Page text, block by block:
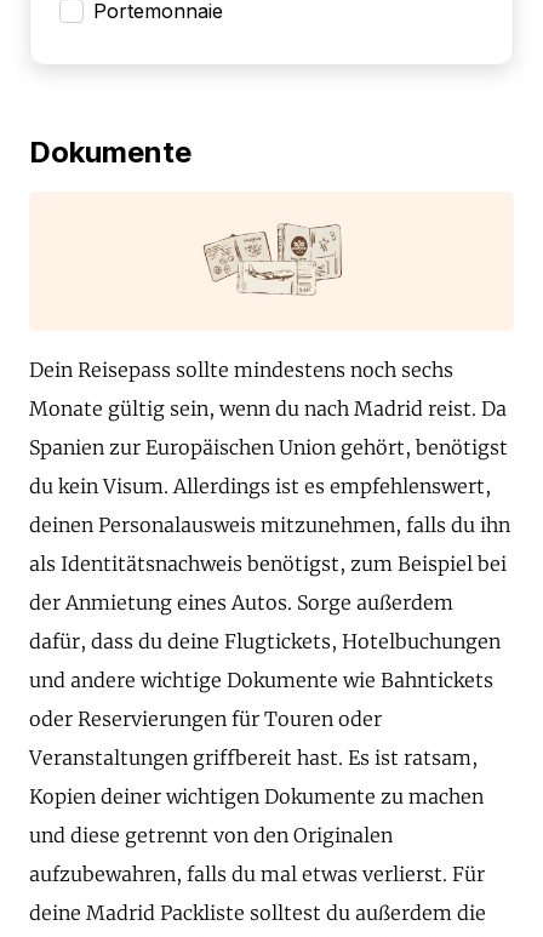
Portemonnaie
Dokumente
Dein Reisepass sollte mindestens noch sechs
Monate gültig sein, wenn du nach Madrid reist. Da
Spanien zur Europäischen Union gehört, benötigst
du kein Visum. Allerdings ist es empfehlenswert,
deinen Personalausweis mitzunehmen, falls du ihn
als Identitätsnachweis benötigst, zum Beispiel bei
der Anmietung eines Autos. Sorge außerdem
dafür, dass du deine Flugtickets, Hotelbuchungen
und andere wichtige Dokumente wie Bahntickets
oder Reservierungen für Touren oder
Veranstaltungen griffbereit hast. Es ist ratsam,
Kopien deiner wichtigen Dokumente zu machen
und diese getrennt von den Originalen
aufzubewahren, falls du mal etwas verlierst. Für
deine Madrid Packliste solltest du außerdem die